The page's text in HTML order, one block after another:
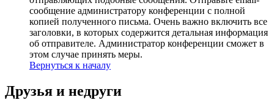
сообщение администратору конференции с полной
копией полученного письма. Очень важно включить все
заголовки, в которых содержится детальная информация
об отправителе. Администратор конференции сможет в
этом случае принять меры.
Вернуться к началу
Друзья и недруги